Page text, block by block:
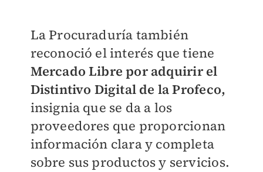
La Procuraduría también
reconoció el interés que tiene
Mercado Libre por adquirir el
Distintivo Digital de la Profeco,
insignia que se da a los
proveedores que proporcionan
información clara y completa
sobre sus productos y servicios.